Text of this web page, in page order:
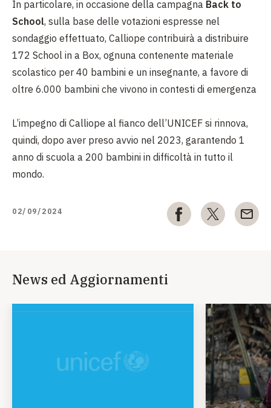
In particolare, in occasione della campagna Back to
School, sulla base delle votazioni espresse nel
sondaggio effettuato, Calliope contribuirà a distribuire
172 School in a Box, ognuna contenente materiale
scolastico per 40 bambini e un insegnante, a favore di
oltre 6.000 bambini che vivono in contesti di emergenza
L’impegno di Calliope al fianco dell’UNICEF si rinnova,
quindi, dopo aver preso avvio nel 2023, garantendo 1
anno di scuola a 200 bambini in difficoltà in tutto il
mondo.
02/09/2024
News ed Aggiornamenti